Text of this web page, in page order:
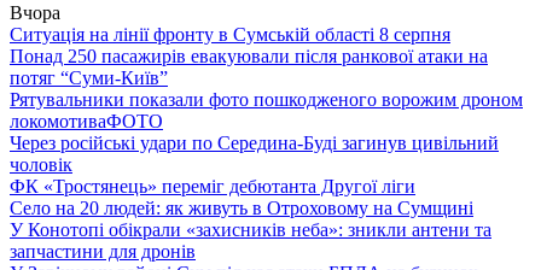
Вчора
Ситуація на лінії фронту в Сумській області 8 серпня
Понад 250 пасажирів евакуювали після ранкової атаки на
потяг “Суми-Київ”
Рятувальники показали фото пошкодженого ворожим дроном
локомотиваФОТО
Через російські удари по Середина-Буді загинув цивільний
чоловік
ФК «Тростянець» переміг дебютанта Другої ліги
Село на 20 людей: як живуть в Отроховому на Сумщині
У Конотопі обікрали «захисників неба»: зникли антени та
запчастини для дронів